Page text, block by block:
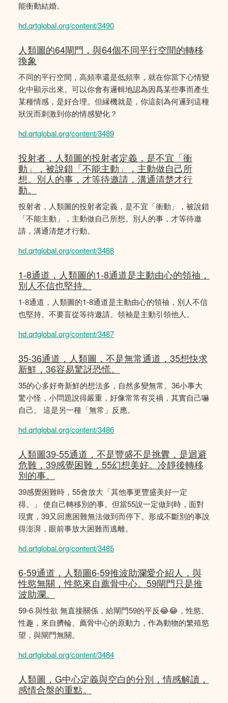
能衝動結婚。
hd.qrtglobal.org/content/3490
人類圖的64閘門，與64個不同平行空間的轉移
換象
不同的平行空間，高頻率還是低頻率，就在你當下心情變
化中顯示出來。可以你會有邏輯地認為因爲某些事而產生
某種情感，是好合理。但縁機就是，你這刻為何邏到這種
狀況而刺激到你的情感變化？
hd.qrtglobal.org/content/3489
投射者，人類圖的投射者定義，是不宜「衝
動」，被說錯「不能主動」，主動做自己所
想。別人的事，才等待邀請，溝通清楚才行
動。
投射者，人類圖的投射者定義，是不宜「衝動」，被說錯
「不能主動」，主動做自己所想。別人的事，才等待邀
請，溝通清楚才行動。
hd.qrtglobal.org/content/3488
1-8通道，人類圖的1-8通道是主動由心的領䄂，
別人不信也堅持。
1-8通道，人類圖的1-8通道是主動由心的領䄂，別人不信
也堅持。不要盲從等待邀請。領袖是主動引領他人。
hd.qrtglobal.org/content/3487
35-36通道，人類圖，不是無常通道，35想快求
新鮮，36容易驚訝恐慌。
35的心多好奇新鮮的想法多，自然多變無常。36小事大
驚小怪，小問題說得嚴重，好像常常有災禍，其實自己嚇
自己。 這是另一種「無常」反應。
hd.qrtglobal.org/content/3486
人類圖39-55通道，不是豐盛不是挑釁，是迴避
危難，39感覺困難，55幻想美好。冷靜後轉移
別的事。
39感覺困難時，55會放大「其他事更豐盛美好一定
得。」 使自己轉移別的事。但當55說一定做到時，面對
現實，39又回應困難無法做到而停下。形成不斷別的事說
得澎湃，眼前事放大困難而逃離。
hd.qrtglobal.org/content/3485
6-59通道，人類圖6-59推波助瀾愛介紹人，與
性慾無關，性慾來自薦骨中心。59閘門只是推
波助瀾。
59-6 與性欲 無直接關係，給閘門59的平反😂😂，性慾、
性趣，來自臍輪、薦骨中心的原動力，作為動物的繁殖慾
望，與閘門無關。
hd.qrtglobal.org/content/3484
人類圖，G中心定義與空白的分別，情感解讀，
感情合盤的重點。